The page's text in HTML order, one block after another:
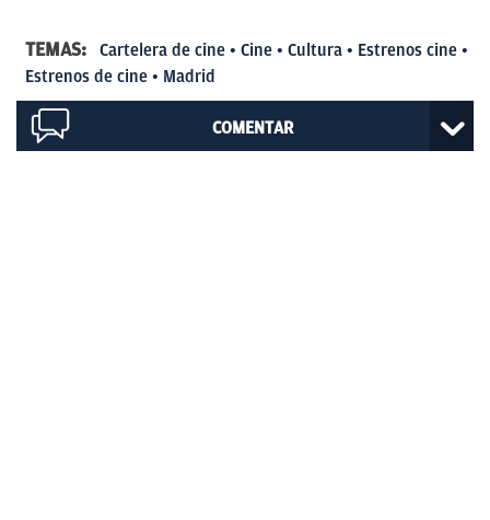
TEMAS: Cartelera de cine Cine Cultura
Estrenos cine
Estrenos de cine
Madrid
COMENTAR